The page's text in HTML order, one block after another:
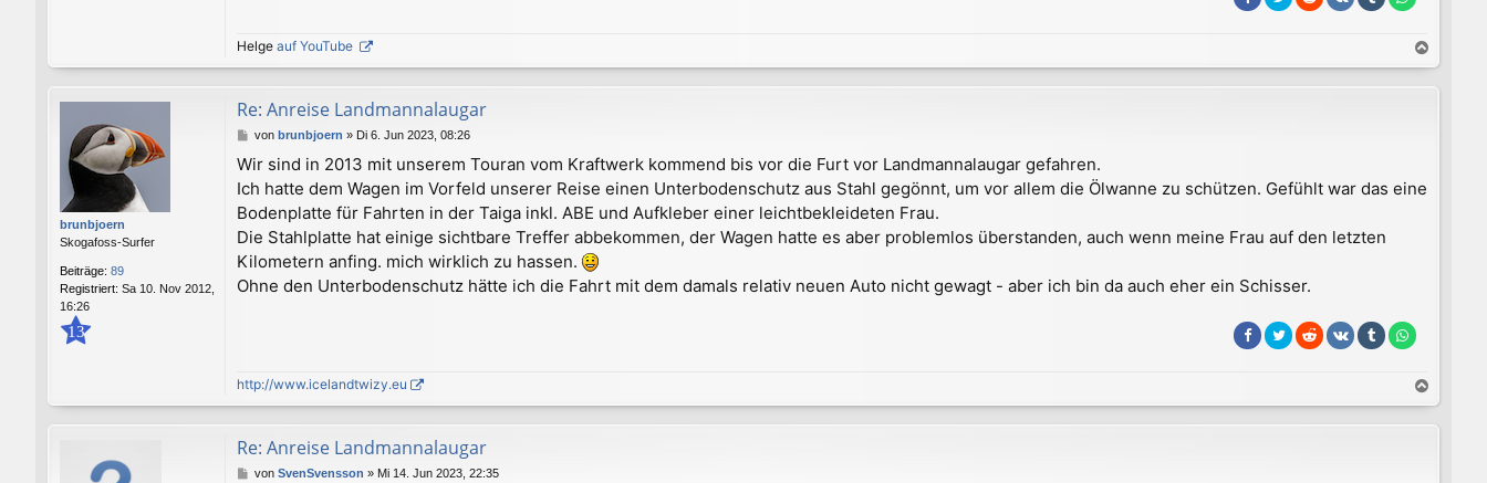
Helge auf YouTube
a
c
brunbjoern
Skogafoss-Surfer
Beiträge: 89
Registriert: Sa 10. Nov 2012,
16:26
13
Re: Anreise Landmannalaugar
B
i
t
a
g
von brunbjoern » Di 6. Jun 2023, 08:26
Wir sind in 2013 mit unserem Touran vom Kraftwerk kommend bis vor die Furt vor Landmannalaugar gefahren.
Ich hatte dem Wagen im Vorfeld unserer Reise einen Unterbodenschutz aus Stahl gegönnt, um vor allem die Ölwanne zu schützen. Gefühlt war das eine
Bodenplatte für Fahrten in der Taiga inkl. ABE und Aufkleber einer leichtbekleideten Frau.
Die Stahlplatte hat einige sichtbare Treffer abbekommen, der Wagen hatte es aber problemlos überstanden, auch wenn meine Frau auf den letzten
Kilometern anfing. mich wirklich zu hassen.
Ohne den Unterbodenschutz hätte ich die Fahrt mit dem damals relativ neuen Auto nicht gewagt - aber ich bin da auch eher ein Schisser.
http://www.icelandtwizy.eu
a
c
Re: Anreise Landmannalaugar
Bvon SvenSvensson » Mi 14. Jun 2023, 22:35